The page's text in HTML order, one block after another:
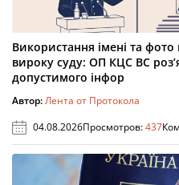
Використання імені та
вироку суду: ОП КЦС ВС
допустимого інфор
Автор:Лента от Протокола
04.08.2026Просмотров:437